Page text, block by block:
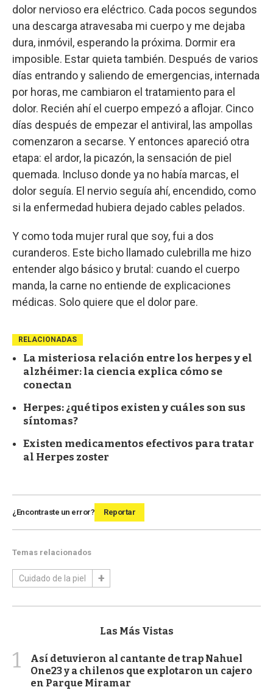
dolor nervioso era eléctrico. Cada pocos segundos
una descarga atravesaba mi cuerpo y me dejaba
dura, inmóvil, esperando la próxima. Dormir era
imposible. Estar quieta también. Después de varios
días entrando y saliendo de emergencias, internada
por horas, me cambiaron el tratamiento para el
dolor. Recién ahí el cuerpo empezó a aflojar. Cinco
días después de empezar el antiviral, las ampollas
comenzaron a secarse. Y entonces apareció otra
etapa: el ardor, la picazón, la sensación de piel
quemada. Incluso donde ya no había marcas, el
dolor seguía. El nervio seguía ahí, encendido, como
si la enfermedad hubiera dejado cables pelados.
Y como toda mujer rural que soy, fui a dos
curanderos. Este bicho llamado culebrilla me hizo
entender algo básico y brutal: cuando el cuerpo
manda, la carne no entiende de explicaciones
médicas. Solo quiere que el dolor pare.
RELACIONADAS
La misteriosa relación entre los herpes y el
alzhéimer: la ciencia explica cómo se
conectan
Herpes: ¿qué tipos existen y cuáles son sus
síntomas?
Existen medicamentos efectivos para tratar
al Herpes zoster
¿Encontraste un error? Reportar
Temas relacionados
Cuidado de la piel
Las Más Vistas
1
Así detuvieron al cantante de trap Nahuel
One23 y a chilenos que explotaron un cajero
en Parque Miramar